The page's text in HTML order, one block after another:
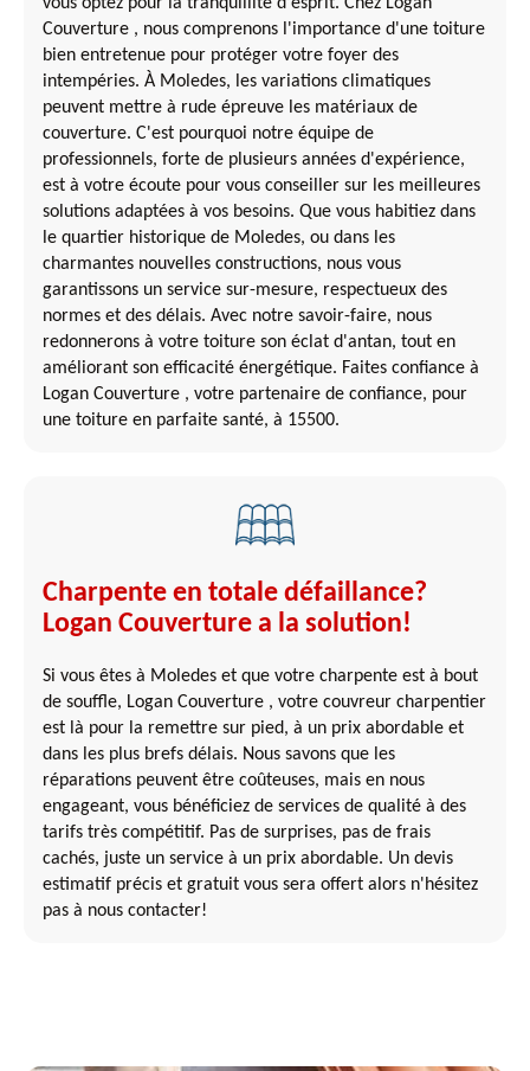
vous optez pour la tranquillité d'esprit. Chez Logan
Couverture , nous comprenons l'importance d'une toiture
bien entretenue pour protéger votre foyer des
intempéries. À Moledes, les variations climatiques
peuvent mettre à rude épreuve les matériaux de
couverture. C'est pourquoi notre équipe de
professionnels, forte de plusieurs années d'expérience,
est à votre écoute pour vous conseiller sur les meilleures
solutions adaptées à vos besoins. Que vous habitiez dans
le quartier historique de Moledes, ou dans les
charmantes nouvelles constructions, nous vous
garantissons un service sur-mesure, respectueux des
normes et des délais. Avec notre savoir-faire, nous
redonnerons à votre toiture son éclat d'antan, tout en
améliorant son efficacité énergétique. Faites confiance à
Logan Couverture , votre partenaire de confiance, pour
une toiture en parfaite santé, à 15500.
Charpente en totale défaillance?
Logan Couverture a la solution!
Si vous êtes à Moledes et que votre charpente est à bout
de souffle, Logan Couverture , votre couvreur charpentier
est là pour la remettre sur pied, à un prix abordable et
dans les plus brefs délais. Nous savons que les
réparations peuvent être coûteuses, mais en nous
engageant, vous bénéficiez de services de qualité à des
tarifs très compétitif. Pas de surprises, pas de frais
cachés, juste un service à un prix abordable. Un devis
estimatif précis et gratuit vous sera offert alors n'hésitez
pas à nous contacter!